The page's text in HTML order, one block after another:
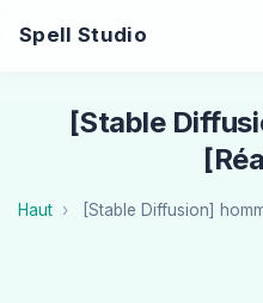
Spell Studio
[Stable
Haut [Stable Diffusion]